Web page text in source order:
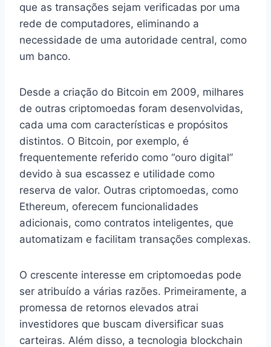
que as transações sejam verificadas por uma
rede de computadores, eliminando a
necessidade de uma autoridade central, como
um banco.
Desde a criação do Bitcoin em 2009, milhares
de outras criptomoedas foram desenvolvidas,
cada uma com características e propósitos
distintos. O Bitcoin, por exemplo, é
frequentemente referido como “ouro digital”
devido à sua escassez e utilidade como
reserva de valor. Outras criptomoedas, como
Ethereum, oferecem funcionalidades
adicionais, como contratos inteligentes, que
automatizam e facilitam transações complexas.
O crescente interesse em criptomoedas pode
ser atribuído a várias razões. Primeiramente, a
promessa de retornos elevados atrai
investidores que buscam diversificar suas
carteiras. Além disso, a tecnologia blockchain